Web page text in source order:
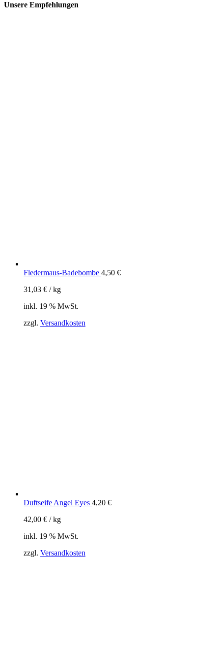
Unsere Empfehlungen
Fledermaus-Badebombe 4,50 €
31,03 € /kg
inkl. 19 % MwSt.
zzgl. Versandkosten
Duftseife Angel Eyes 4,20 €
42,00 € /kg
inkl. 19 % MwSt.
zzgl. Versandkosten